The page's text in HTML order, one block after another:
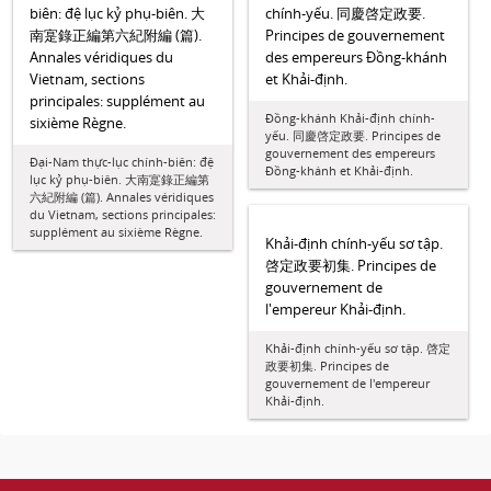
biên: đệ lục kỷ phụ-biên. 大
南寔錄正編第六紀附編 (篇).
Annales véridiques du
Vietnam, sections
principales: supplément au
sixième Règne.
Đại-Nam thực-lục chính-biên: đệ
lục kỷ phụ-biên. 大南寔錄正編第
六紀附編 (篇). Annales véridiques
du Vietnam, sections principales:
supplément au sixième Règne.
chính-yếu. 同慶啓定政要.
Principes de gouvernement
des empereurs Đồng-khánh
et Khải-định.
Đồng-khánh Khải-định chính-
yếu. 同慶啓定政要. Principes de
gouvernement des empereurs
Đồng-khánh et Khải-định.
Khải-định chính-yếu sơ tập.
啓定政要初集. Principes de
gouvernement de
l'empereur Khải-định.
Khải-định chính-yếu sơ tập. 啓定
政要初集. Principes de
gouvernement de l'empereur
Khải-định.